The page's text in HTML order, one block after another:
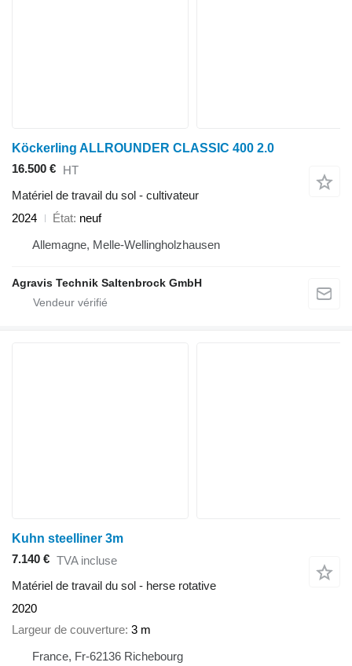
Köckerling ALLROUNDER CLASSIC 400 2.0
16.500 € HT
Matériel de travail du sol - cultivateur
2024
État neuf
Allemagne, Melle-Wellingholzhausen
Agravis Technik Saltenbrock GmbH
Kuhn steelliner 3m
7.140 € TVA incluse
Matériel de travail du sol - herse rotative
2020
Largeur de couverture 3 m
France, Fr-62136 Richebourg